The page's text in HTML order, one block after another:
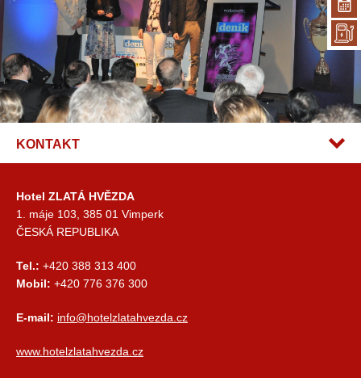
KONTAKT
Hotel ZLATÁ HVĚZDA
1. máje 103, 385 01 Vimperk
ČESKÁ REPUBLIKA
Tel.: +420 388 313 400
Mobil: +420 776 376 300
E-mail: info@hotelzlatahvezda.cz
www.hotelzlatahvezda.cz